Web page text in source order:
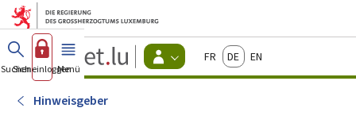
Zum Hauptmenü
Zum Inhalt
Guichet.lu
Changer
d'espace
FrançaisDeutschEnglish
Suchen
Sich einloggen
Menü Haupt-
Hinweisgeber